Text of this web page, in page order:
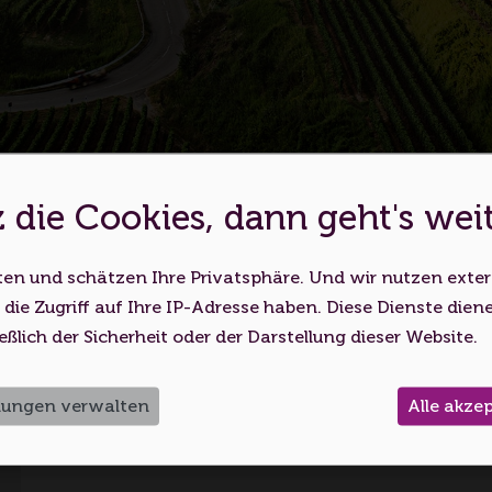
Es konnten keine
ist eine Webseite für
nutzen, bestätigen Sie, dass Sie mindestens 18
Ich bin unter 18 Ich bin 18 oder älter
die Cookies, dann geht's
und schätzen Ihre Privatsphäre. Und wir nutzen
die Zugriff auf Ihre IP-Adresse haben. Diese Dienste
der Sicherheit oder der Darstellung dieser Website.
verwalten Alle